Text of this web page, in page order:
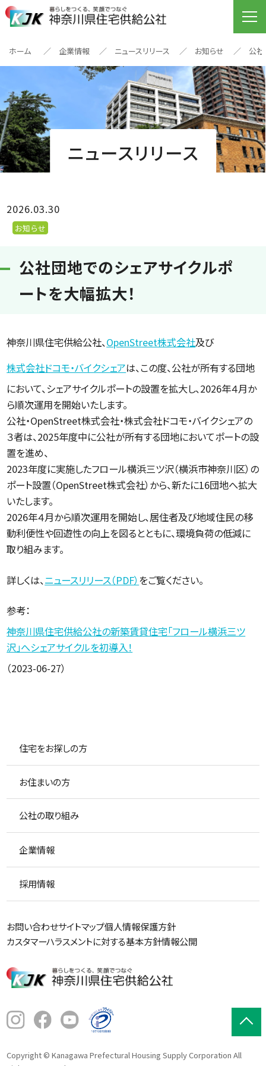
ホーム 企業情報 ニュースリリース お知らせ 公社
ニュースリリース
2026.03.30
お知らせ
公社団地でのシェアサイクルポ
ートを大幅拡大！
神奈川県住宅供給公社、OpenStreet株式会社及び
株式会社ドコモ・バイクシェアは、この度、公社が所有する団地
において、シェアサイクルポートの設置を拡大し、2026年４月か
ら順次運用を開始いたします。
公社・OpenStreet株式会社・株式会社ドコモ・バイクシェアの
３者は、2025年度中に公社が所有する団地においてポートの設
置を進め、
2023年度に実施したフロール横浜三ツ沢（横浜市神奈川区）の
ポート設置（OpenStreet株式会社）から、新たに16団地へ拡大
いたします。
2026年４月から順次運用を開始し、居住者及び地域住民の移
動利便性や回遊性の向上を図るとともに、環境負荷の低減に
取り組みます。
詳しくは、ニュースリリース（PDF） をご覧ください。
参考：
神奈川県住宅供給公社の新築賃貸住宅「フロール横浜三ツ
沢」へシェアサイクルを初導入！
（2023-06-27）
住宅をお探しの方
お住まいの方
公社の取り組み
企業情報
採用情報
お問い合わせサイトマップ個人情報保護方針
カスタマーハラスメントに対する基本方針情報公開
Copyright © Kanagawa Prefectural Housing Supply Corporation All